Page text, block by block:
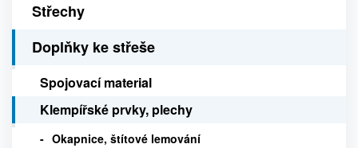
Střechy
Doplňky ke střeše
Spojovací material
Klempířské prvky, plechy
Okapnice, štítové lemování